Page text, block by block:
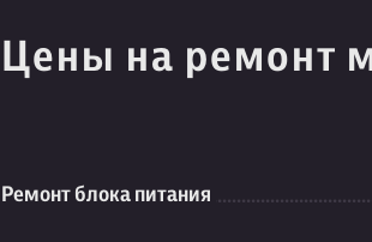
Цены на ремонт
Ремонт блока питания